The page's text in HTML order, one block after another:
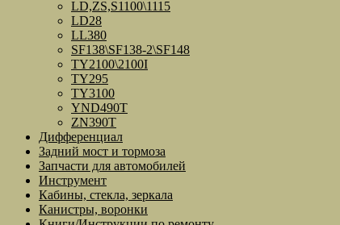
LD,ZS,S1100\1115
LD28
LL380
SF138\SF138-2\SF148
TY2100\2100I
TY295
TY3100
YND490T
ZN390T
Дифференциал
Задний мост и тормоза
Запчасти для автомобилей
Инструмент
Кабины, стекла, зеркала
Канистры, воронки